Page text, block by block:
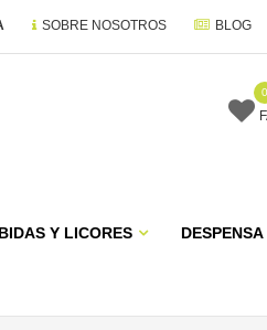
SOBRE NOSOTROS BLOG
0
Y LICORES DESPENSA